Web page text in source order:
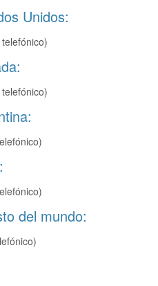
Unidos:
del mundo: